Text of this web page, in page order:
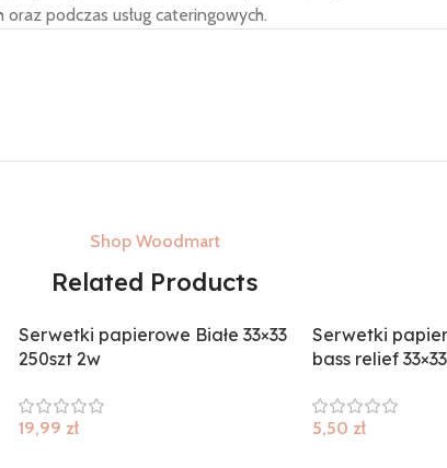
podczas usług cateringowych.
Shop Woodmart
Related Products
Serwetki papierowe Białe 33×33
250szt 2w
19,99 zł
Serwetki
bass relief
5,50 zł